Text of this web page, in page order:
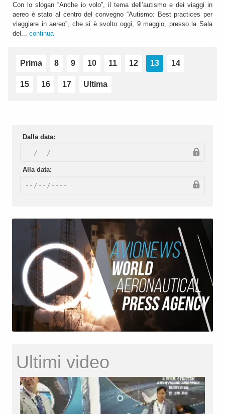
Con lo slogan “Anche io volo”, il tema dell’autismo e dei viaggi in
aereo è stato al centro del convegno “Autismo: Best practices per
viaggiare in aereo”, che si è svolto oggi, 9 maggio, presso la Sala
del... continua
Prima 8 9 10 11 12 13 14
15 16 17 Ultima
Dalla data:
Alla data:
Ultimi video